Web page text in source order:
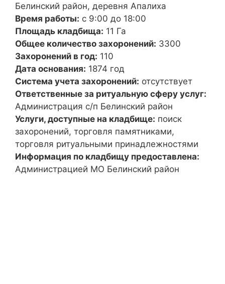
Белинский район, деревня Апалиха
Время работы: с 9:00 до 18:00
Площадь кладбища: 11 Га
Общее количество захоронений: 3300
Захоронений в год: 110
Дата основания: 1874 год
Система учета захоронений: отсутствует
Ответственные за ритуальную сферу услуг:
Администрация с/п Белинский район
Услуги, доступные на кладбище: поиск
захоронений, торговля памятниками,
торговля ритуальными принадлежностями
Информация по кладбищу предоставлена:
Администрацией МО Белинский район